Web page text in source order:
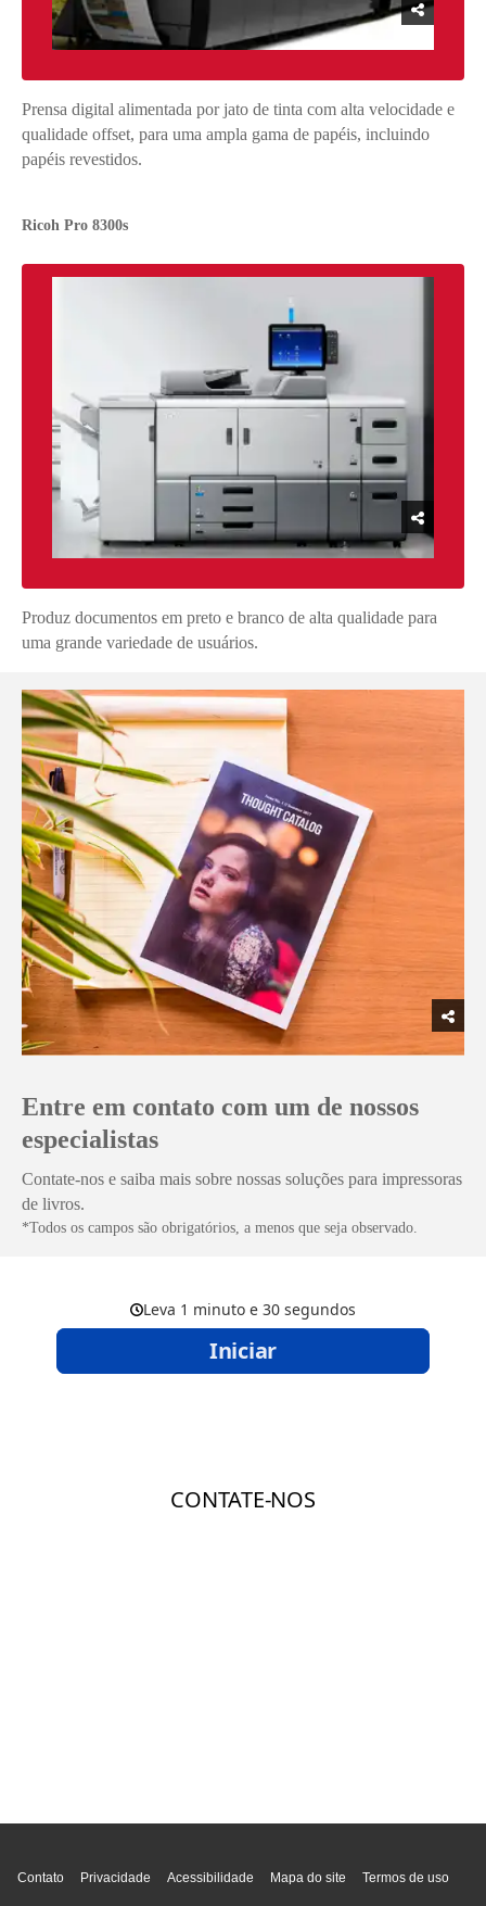
Prensa digital alimentada por jato de tinta com alta velocidade e
qualidade offset, para uma ampla gama de papéis, incluindo
papéis revestidos.
Ricoh Pro 8300s
Produz documentos em preto e branco de alta qualidade para
uma grande variedade de usuários.
Entre em contato com um de nossos
especialistas
Contate-nos e saiba mais sobre nossas soluções para impressoras
de livros.
*Todos os campos são obrigatórios, a menos que seja observado.
Contato Privacidade Acessibilidade Mapa do site Termos de uso